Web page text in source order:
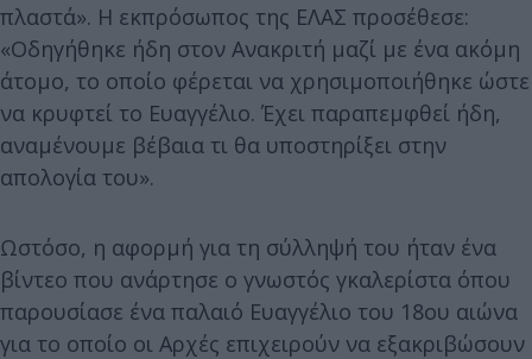
πλαστά». Η εκπρόσωπος της ΕΛΑΣ προσέθεσε:
«Οδηγήθηκε ήδη στον Ανακριτή μαζί με ένα ακόμη
άτομο, το οποίο φέρεται να χρησιμοποιήθηκε ώστε
να κρυφτεί το Ευαγγέλιο. Έχει παραπεμφθεί ήδη,
αναμένουμε βέβαια τι θα υποστηρίξει στην
απολογία του».
Ωστόσο, η αφορμή για τη σύλληψή του ήταν ένα
βίντεο που ανάρτησε ο γνωστός γκαλερίστα όπου
παρουσίασε ένα παλαιό Ευαγγέλιο του 18ου αιώνα
για το οποίο οι Αρχές επιχειρούν να εξακριβώσουν